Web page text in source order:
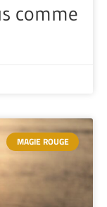
comme
MAGIE ROUGE